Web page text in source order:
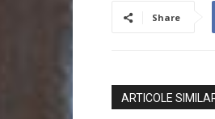
Share
ARTICOLE